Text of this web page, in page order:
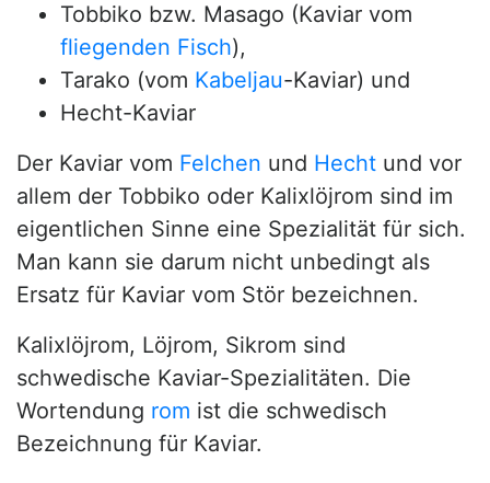
Tobbiko bzw. Masago (Kaviar vom
fliegenden Fisch),
Tarako (vom Kabeljau-Kaviar) und
Hecht-Kaviar
Der Kaviar vom Felchen und Hecht und vor
allem der Tobbiko oder Kalixlöjrom sind im
eigentlichen Sinne eine Spezialität für sich.
Man kann sie darum nicht unbedingt als
Ersatz für Kaviar vom Stör bezeichnen.
Kalixlöjrom, Löjrom, Sikrom sind
schwedische Kaviar-Spezialitäten. Die
Wortendung rom ist die schwedisch
Bezeichnung für Kaviar.